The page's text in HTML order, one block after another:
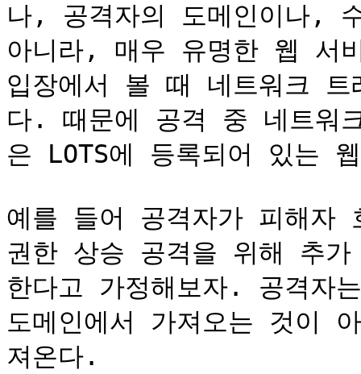
나, 공격자의 도메인이나,
아니라, 매우 유명한 웹 서
입장에서 볼 때 네트워크
다. 때문에 공격 중 네트워
은 LOTS에 등록되어 있는
예를 들어 공격자가 피해
권한 상승 공격을 위해 추
한다고 가정해보자. 공격자
도메인에서 가져오는 것이
져온다.